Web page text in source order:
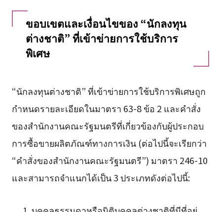
ขอบเขตและเงื่อนไขของ “นักลงทุน
ต่างชาติ” ที่เข้าข่ายการใช้บริการ
พิเศษ
“นักลงทุนต่างชาติ” ที่เข้าข่ายการใช้บริการพิเศษถูก
กำหนดรายละเอียดในมาตรา 63-8 ข้อ 2 และคำสั่ง
ของสำนักงานคณะรัฐมนตรีที่เกี่ยวข้องกับผู้ประกอบ
การซื้อขายผลิตภัณฑ์ทางการเงิน (ต่อไปนี้จะเรียกว่า
“คำสั่งของสำนักงานคณะรัฐมนตรี”) มาตรา 246-10
และสามารถจำแนกได้เป็น 3 ประเภทดังต่อไปนี้: